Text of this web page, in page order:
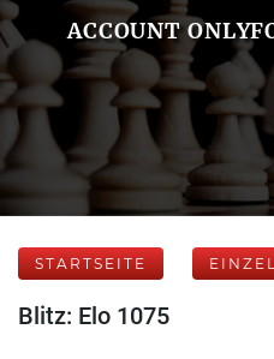
ACCOUNT
STARTSEITE
Blitz: Elo 1075